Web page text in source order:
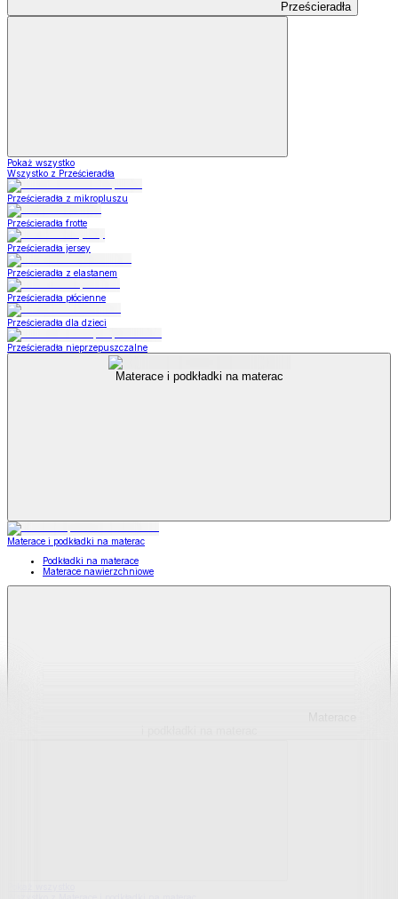
Prześcieradła
Pokaż wszystko
Wszystko z Prześcieradła
Prześcieradła z mikropluszu
Prześcieradła frotte
Prześcieradła jersey
Prześcieradła z elastanem
Prześcieradła płócienne
Prześcieradła dla dzieci
Prześcieradła nieprzepuszczalne
Materace i podkładki na materac
Materace i podkładki na materac
Podkładki na materace
Materace nawierzchniowe